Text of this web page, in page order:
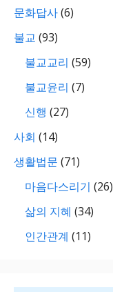
문화답사(6)
불교 (93)
불교교리 (59)
불교윤리 (7)
신행 (27)
사회 (14)
생활법문 (71)
마음다스리기 (26)
삶의 지혜 (34)
인간관계 (11)